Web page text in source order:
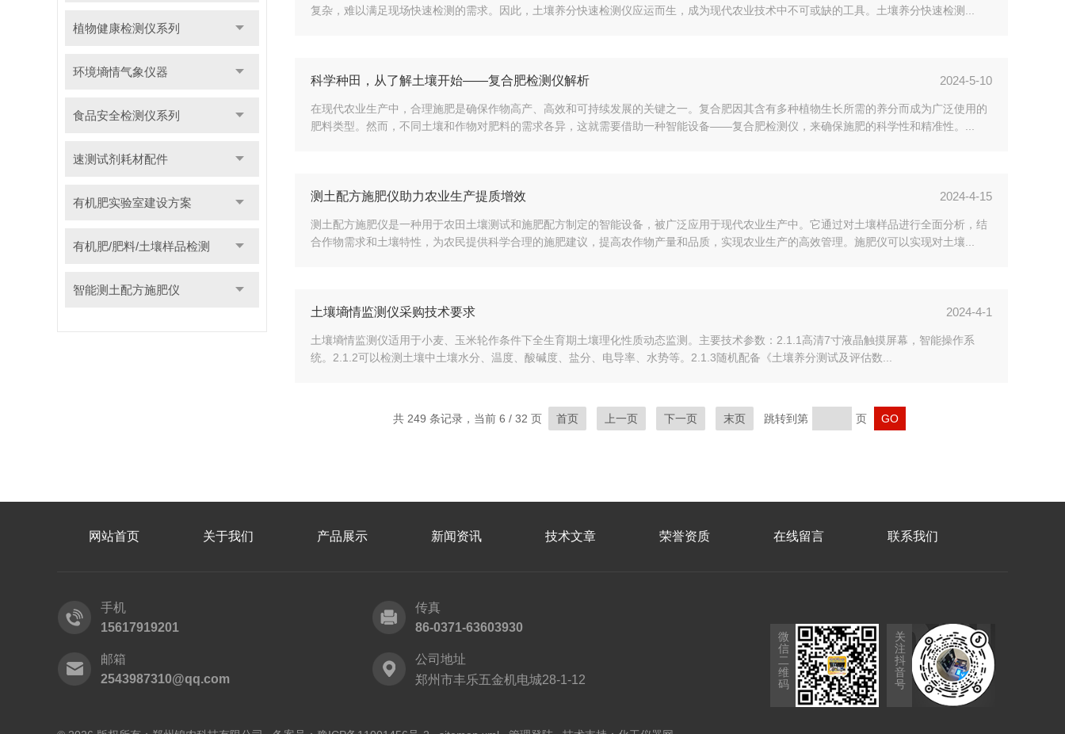
植物健康检测仪系列
环境墒情气象仪器
食品安全检测仪系列
速测试剂耗材配件
有机肥实验室建设方案
有机肥/肥料/土壤样品检测
智能测土配方施肥仪
复杂，难以满足现场快速检测的需求。因此，土壤养分快速检测仪应运而生，成为现代农业技术中不可或缺的工具。土壤养分快速检测...
科学种田，从了解土壤开始——复合肥检测仪解析 2024-5-10
在现代农业生产中，合理施肥是确保作物高产、高效和可持续发展的关键之一。复合肥因其含有多种植物生长所需的养分而成为广泛使用的
肥料类型。然而，不同土壤和作物对肥料的需求各异，这就需要借助一种智能设备——复合肥检测仪，来确保施肥的科学性和精准性。...
测土配方施肥仪助力农业生产提质增效 2024-4-15
测土配方施肥仪是一种用于农田土壤测试和施肥配方制定的智能设备，被广泛应用于现代农业生产中。它通过对土壤样品进行全面分析，结
合作物需求和土壤特性，为农民提供科学合理的施肥建议，提高农作物产量和品质，实现农业生产的高效管理。施肥仪可以实现对土壤...
土壤墒情监测仪采购技术要求 2024-4-1
土壤墒情监测仪适用于小麦、玉米轮作条件下全生育期土壤理化性质动态监测。主要技术参数：2.1.1高清7寸液晶触摸屏幕，智能操作系
统。2.1.2可以检测土壤中土壤水分、温度、酸碱度、盐分、电导率、水势等。2.1.3随机配备《土壤养分测试及评估数...
共 249 条记录，当前 6 / 32 页 首页 上一页 下一页 末页 跳转到第 页
网站首页 关于我们 产品展示 新闻资讯 技术文章 荣誉资质 在线留言 联系我们
手机
15617919201
传真
86-0371-63603930
邮箱
2543987310@qq.com
公司地址
郑州市丰乐五金机电城28-1-12
微
信
二
维
码
关
注
抖
音
号